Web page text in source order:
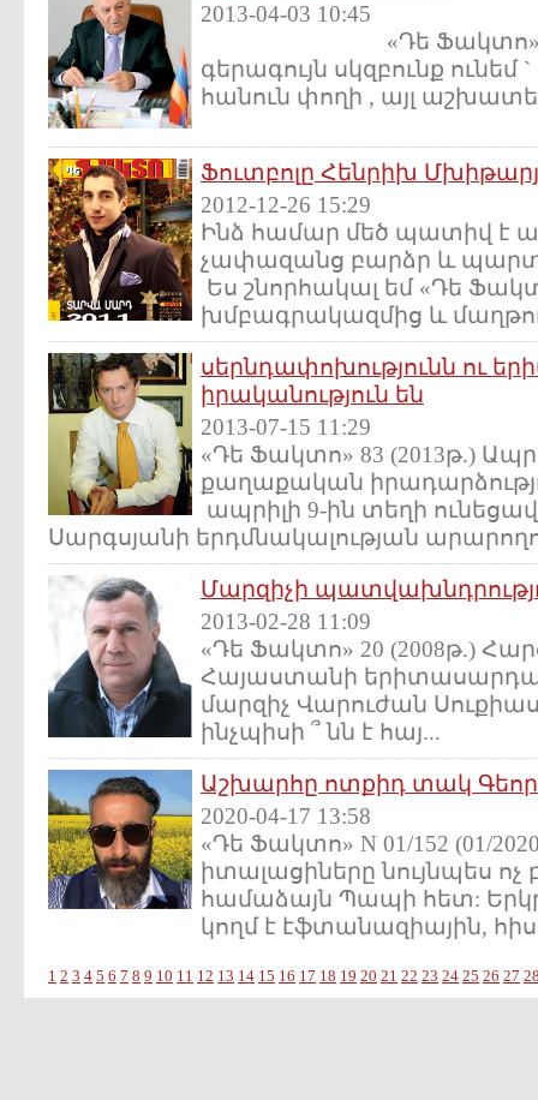
2013-04-03 10:45
«Դե Ֆակտո» 82
գերագույն սկզբունք
հանուն փողի , այլ
Ֆուտբոլը Հենրիխ
2012-12-26 15:29
Ինձ համար մեծ պատիվ է
չափազանց բարձր և
Ես շնորհակալ եմ «Դե
խմբագրակազմից և
սերնդափոխությունն ու
իրականություն են
2013-07-15 11:29
«Դե Ֆակտո» 83 (2013թ.)
քաղաքական
ապրիլի 9-ին տեղի
Սարգսյանի երդմնակալության
Մարզիչի
2013-02-28 11:09
«Դե Ֆակտո» 20 (2008թ.)
Հայաստանի
մարզիչ Վարուժան
ինչպիսի ՞ նն է հայ...
Աշխարհը ոտքիդ տակ
2020-04-17 13:58
«Դե Ֆակտո» N 01/152 (01/
իտալացիները նույնպես ոչ
համաձայն Պապի հետ:
կողմ է էֆտանազիային,
1 2 3 4 5 6 7 8 9 10 11 12 13 14 15 16 17 18 19 20 21 22 23 24 25 26 27